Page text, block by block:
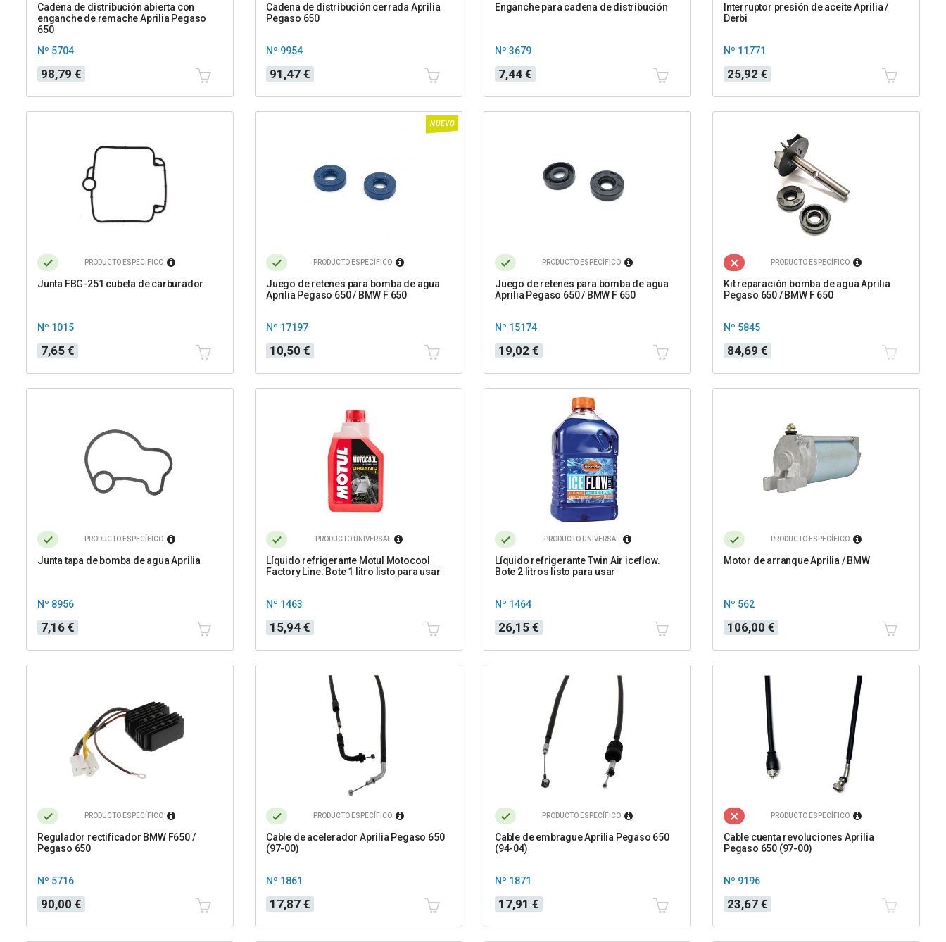
Cadena de distribución abierta con
enganche de remache Aprilia Pegaso
650
Nº 5704
Precio
98,79 €
Cadena de distribución cerrada Aprilia
Pegaso 650
Nº 9954
Precio
91,47 €
Enganche para cadena de distribución
Nº 3679
Precio
7,44 €
Interruptor presión de aceite Aprilia /
Derbi
Nº 11771
Precio
25,92 €
PRODUCTO ESPECÍFICO
Junta FBG-251 cubeta de carburador
Nº 1015
Precio
7,65 €
NUEVO
PRODUCTO ESPECÍFICO
Juego de retenes para bomba de agua
Aprilia Pegaso 650 / BMW F 650
Nº 17197
Precio
10,50 €
PRODUCTO ESPECÍFICO
Juego de retenes para bomba de agua
Aprilia Pegaso 650 / BMW F 650
Nº 15174
Precio
19,02 €
PRODUCTO ESPECÍFICO
Kit reparación bomba de agua Aprilia
Pegaso 650 / BMW F 650
Nº 5845
Precio
84,69 €
PRODUCTO ESPECÍFICO
Junta tapa de bomba de agua Aprilia
Nº 8956
Precio
7,16 €
PRODUCTO UNIVERSAL
Líquido refrigerante Motul Motocool
Factory Line. Bote 1 litro listo para usar
Nº 1463
Precio
15,94 €
PRODUCTO UNIVERSAL
Líquido refrigerante Twin Air iceflow.
Bote 2 litros listo para usar
Nº 1464
Precio
26,15 €
PRODUCTO ESPECÍFICO
Motor de arranque Aprilia / BMW
Nº 562
Precio
106,00 €
PRODUCTO ESPECÍFICO
Regulador rectificador BMW F650 /
Pegaso 650
Nº 5716
Precio
90,00 €
PRODUCTO ESPECÍFICO
Cable de acelerador Aprilia Pegaso 650
(97-00)
Nº 1861
Precio
17,87 €
PRODUCTO ESPECÍFICO
Cable de embrague Aprilia Pegaso 650
(94-04)
Nº 1871
Precio
17,91 €
PRODUCTO ESPECÍFICO
Cable cuenta revoluciones Aprilia
Pegaso 650 (97-00)
Nº 9196
Precio
23,67 €